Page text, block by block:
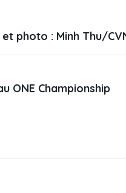
photo : Minh Thu/
ONE Championship